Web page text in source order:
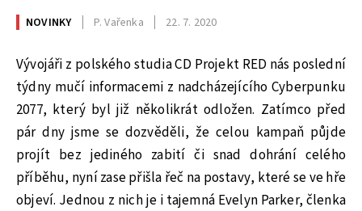
NOVINKY P. Vařenka 22. 7. 2020
Vývojáři z polského studia CD Projekt RED nás poslední
týdny mučí informacemi z nadcházejícího Cyberpunku
2077, který byl již několikrát odložen. Zatímco před
pár dny jsme se dozvěděli, že celou kampaň půjde
projít bez jediného zabití či snad dohrání celého
příběhu, nyní zase přišla řeč na postavy, které se ve hře
objeví. Jednou z nich je i tajemná Evelyn Parker, členka